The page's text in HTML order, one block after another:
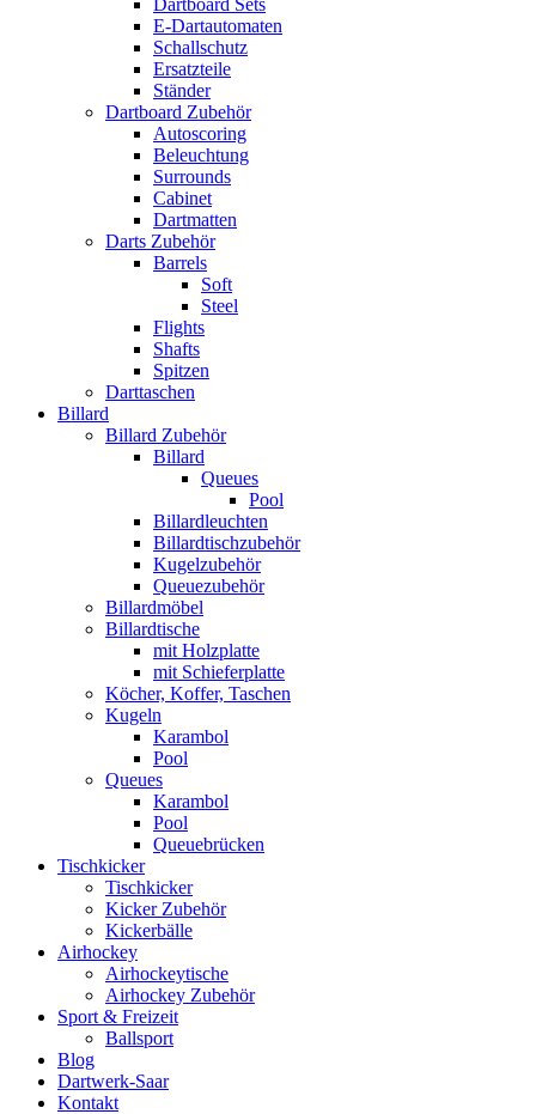
E-Dartautomaten
Schallschutz
Ersatzteile
Ständer
Dartboard Zubehör
Autoscoring
Beleuchtung
Surrounds
Cabinet
Dartmatten
Darts Zubehör
Barrels
Soft
Steel
Flights
Shafts
Spitzen
Darttaschen
Billard
Billard Zubehör
Billard
Queues
Pool
Billardleuchten
Billardtischzubehör
Kugelzubehör
Queuezubehör
Billardmöbel
Billardtische
mit Holzplatte
mit Schieferplatte
Köcher, Koffer, Taschen
Kugeln
Karambol
Pool
Queues
Karambol
Pool
Queuebrücken
Tischkicker
Tischkicker
Kicker Zubehör
Kickerbälle
Airhockey
Airhockeytische
Airhockey Zubehör
Sport & Freizeit
Ballsport
Blog
Dartwerk-Saar
Kontakt